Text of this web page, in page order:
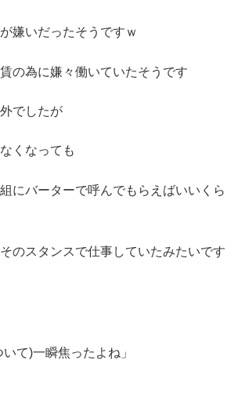
嫌いだったそうですｗ
の為に嫌々働いていたそうです
でしたが
くなっても
にバーターで呼んでもらえばいいくら
のスタンスで仕事していたみたいです
いて)一瞬焦ったよね」